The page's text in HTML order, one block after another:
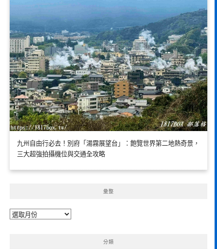
九州自由行必去！別府「湯霧展望台」：飽覽世界第二地熱奇景，
三大超強拍攝機位與交通全攻略
彙整
彙
分類